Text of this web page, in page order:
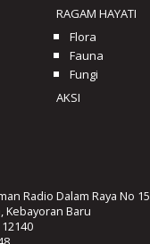
RAGAM HAYATI
Flora
Fauna
Fungi
AKSI
Radio Dalam Raya No 15
Kebayoran Baru